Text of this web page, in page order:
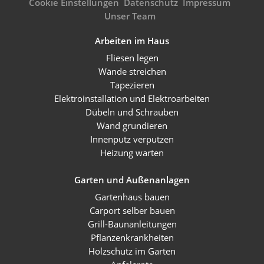
Unser Team
Arbeiten im Haus
Fliesen legen
Wände streichen
Tapezieren
Elektroinstallation und Elektroarbeiten
Dübeln und Schrauben
Wand grundieren
Innenputz verputzen
Heizung warten
Garten und Außenanlagen
Gartenhaus bauen
Carport selber bauen
Grill-Baunanleitungen
Pflanzenkrankheiten
Holzschutz im Garten